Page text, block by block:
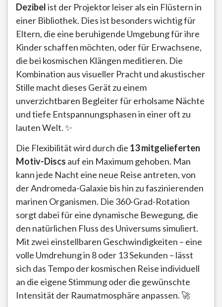
Dezibelist der Projektor leiser als ein Flüstern in
einer Bibliothek. Dies ist besonders wichtig für
Eltern, die eine beruhigende Umgebung für ihre
Kinder schaffen möchten, oder für Erwachsene,
die bei kosmischen Klängen meditieren. Die
Kombination aus visueller Pracht und akustischer
Stille macht dieses Gerät zu einem
unverzichtbaren Begleiter für erholsame Nächte
und tiefe Entspannungsphasen in einer oft zu
lauten Welt. ✨
Die Flexibilität wird durch die 13 mitgelieferten
Motiv-Discs auf ein Maximum gehoben. Man
kann jede Nacht eine neue Reise antreten, von
der Andromeda-Galaxie bis hin zu faszinierenden
marinen Organismen. Die 360-Grad-Rotation
sorgt dabei für eine dynamische Bewegung, die
den natürlichen Fluss des Universums simuliert.
Mit zwei einstellbaren Geschwindigkeiten – eine
volle Umdrehung in 8 oder 13 Sekunden – lässt
sich das Tempo der kosmischen Reise individuell
an die eigene Stimmung oder die gewünschte
Intensität der Raumatmosphäre anpassen. 🚀